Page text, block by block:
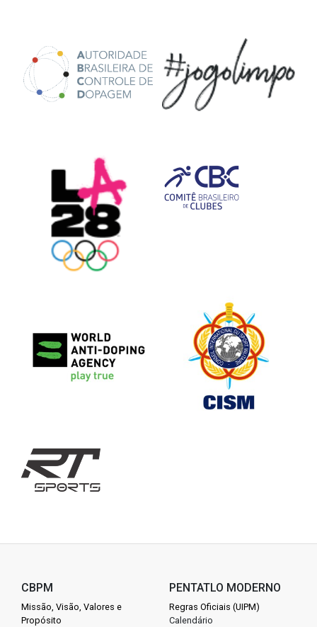
CBPM
Missão, Visão, Valores e
Propósito
PENTATLO MODERNO
Regras Oficiais (UIPM)
Calendário